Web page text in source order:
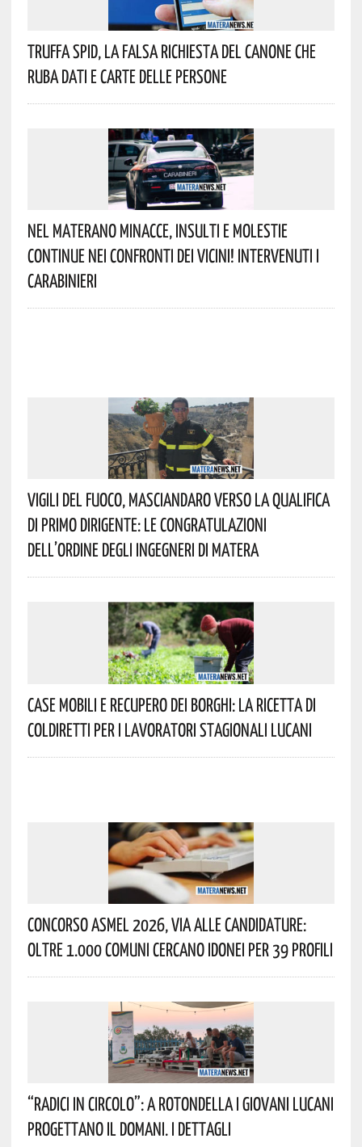
Truffa Spid, La Falsa Richiesta Del Canone Che
Ruba Dati E Carte Delle Persone
Nel Materano Minacce, Insulti E Molestie
Continue Nei Confronti Dei Vicini! Intervenuti I
Carabinieri
Vigili Del Fuoco, Masciandaro Verso La Qualifica
Di Primo Dirigente: Le Congratulazioni
Dell’Ordine Degli Ingegneri Di Matera
Case Mobili E Recupero Dei Borghi: La Ricetta Di
Coldiretti Per I Lavoratori Stagionali Lucani
Concorso Asmel 2026, Via Alle Candidature:
Oltre 1.000 Comuni Cercano Idonei Per 39 Profili
“Radici In Circolo”: A Rotondella I Giovani Lucani
Progettano Il Domani. I Dettagli